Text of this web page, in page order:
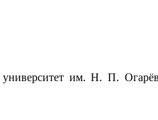
им. Н. П.